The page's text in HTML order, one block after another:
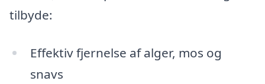
tilbyde:
Effektiv fjernelse af alger, mos og
snavs